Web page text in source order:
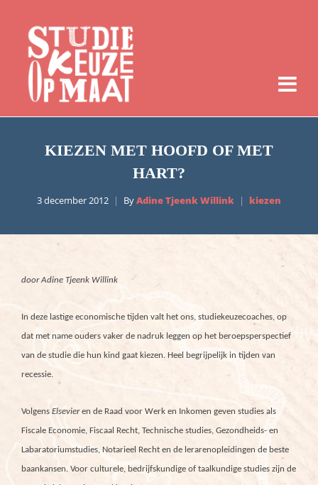
KIEZEN MET HOOFD OF MET
HART?
3 december 2012 ByAdine Tjeenk Willink kiezen
door Adine Tjeenk Willink
In deze lastige economische tijden valt het ons, studiekeuzecoaches, op
dat met name ouders vaker de nadruk leggen op het beroepsperspectief
van de studie die hun kind gaat kiezen. Heel begrijpelijk in tijden van
recessie.
Volgens Elsevieren de Raad voor Werk en Inkomen geven studies als
Fiscale Economie, Fiscaal Recht, Technische studies, Gezondheids- en
Labaratoriumstudies, Notarieel Recht en de lerarenopleidingen de beste
baankansen. Voor culturele, bedrijfskundige of taalkundige studies zijn de